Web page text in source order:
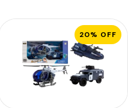
20% OFF